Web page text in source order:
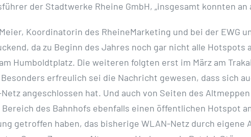
der Stadtwerke Rheine GmbH, „insgesamt konnten
Koordinatorin des RheineMarketing und bei der EWG
da zu Beginn des Jahres noch gar nicht alle
Humboldtplatz. Die weiteren folgten erst im März am
Besonders erfreulich sei die Nachricht gewesen, dass sich
angeschlossen hat. Und auch von Seiten des
des Bahnhofs ebenfalls einen öffentlichen Hotspot
getroffen haben, das bisherige WLAN-Netz durch